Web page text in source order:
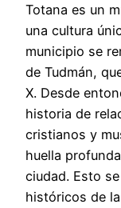
Totana es un
una cultura
municipio se
de Tudmán,
X. Desde
historia de
cristianos y
huella
ciudad. Esto
históricos de